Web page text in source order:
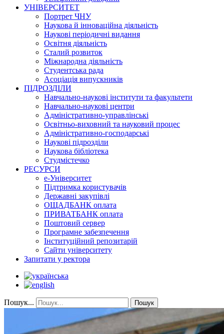
УНІВЕРСИТЕТ
Портрет ЧНУ
Наукова й інноваційна діяльність
Наукові періодичні видання
Освітня діяльність
Сталий розвиток
Міжнародна діяльність
Студентська рада
Асоціація випускників
ПІДРОЗДІЛИ
Навчально-наукові інститути та факультети
Навчально-наукові центри
Адміністративно-управлінські
Освітньо-виховний та науковий процес
Адміністративно-господарські
Наукові підрозділи
Наукова бібліотека
Студмістечко
РЕСУРСИ
е-Університет
Підтримка користувачів
Державні закупівлі
ОЩАДБАНК оплата
ПРИВАТБАНК оплата
Поштовий сервер
Програмне забезпечення
Інституційний репозитарій
Сайти університету
Запитати у ректора
Пошук... Пошук